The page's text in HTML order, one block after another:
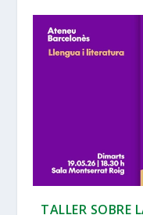
TALLER SOBRE